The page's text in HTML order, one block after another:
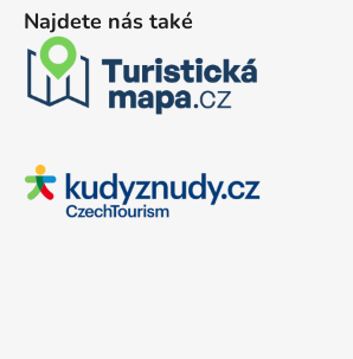
Najdete nás také